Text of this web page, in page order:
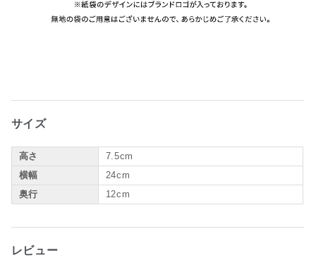
サイズ
高さ
7.5cm
横幅
24cm
奥行
12cm
レビュー